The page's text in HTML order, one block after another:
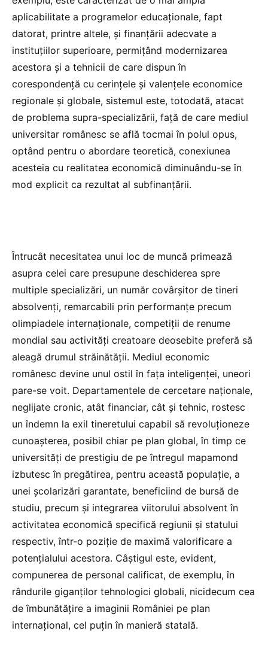
aplicabilitate a programelor educaționale, fapt
datorat, printre altele, și finanțării adecvate a
instituțiilor superioare, permițând modernizarea
acestora și a tehnicii de care dispun în
corespondență cu cerințele și valențele economice
regionale și globale, sistemul este, totodată, atacat
de problema supra-specializării, față de care mediul
universitar românesc se află tocmai în polul opus,
optând pentru o abordare teoretică, conexiunea
acesteia cu realitatea economică diminuându-se în
mod explicit ca rezultat al subfinanțării.
Întrucât necesitatea unui loc de muncă primează
asupra celei care presupune deschiderea spre
multiple specializări, un număr covârșitor de tineri
absolvenți, remarcabili prin performanțe precum
olimpiadele internaționale, competiții de renume
mondial sau activități creatoare deosebite preferă să
aleagă drumul străinătății. Mediul economic
românesc devine unul ostil în fața inteligenței, uneori
pare-se voit. Departamentele de cercetare naționale,
neglijate cronic, atât financiar, cât și tehnic, rostesc
un îndemn la exil tineretului capabil să revoluționeze
cunoașterea, posibil chiar pe plan global, în timp ce
universități de prestigiu de pe întregul mapamond
izbutesc în pregătirea, pentru această populație, a
unei școlarizări garantate, beneficiind de bursă de
studiu, precum și integrarea viitorului absolvent în
activitatea economică specifică regiunii și statului
respectiv, într-o poziție de maximă valorificare a
potențialului acestora. Câștigul este, evident,
compunerea de personal calificat, de exemplu, în
rândurile giganților tehnologici globali, nicidecum cea
de îmbunătățire a imaginii României pe plan
internațional, cel puțin în manieră statală.